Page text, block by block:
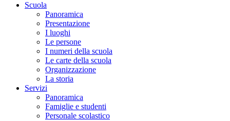
Scuola
Panoramica
Presentazione
I luoghi
Le persone
I numeri della scuola
Le carte della scuola
Organizzazione
La storia
Servizi
Panoramica
Famiglie e studenti
Personale scolastico